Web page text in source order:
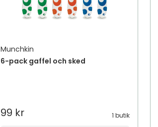
Munchkin
6-pack gaffel och sked
99 kr 1 butik